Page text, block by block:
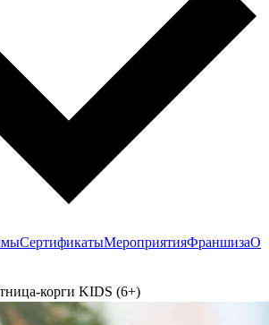
СертификатыМероприятияФраншизаО
корги KIDS (6+)